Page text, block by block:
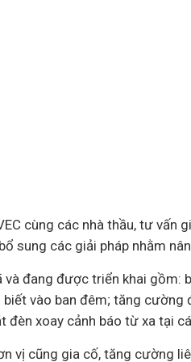
cùng các nhà thầu, tư vấn
sung các giải pháp nhằm
đang được triển khai gồm:
biết vào ban đêm; tăng
đèn xoay cảnh báo từ xa tại
vị cũng gia cố, tăng cường